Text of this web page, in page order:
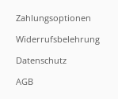
Zahlungsoptionen
Widerrufsbelehrung
Datenschutz
AGB